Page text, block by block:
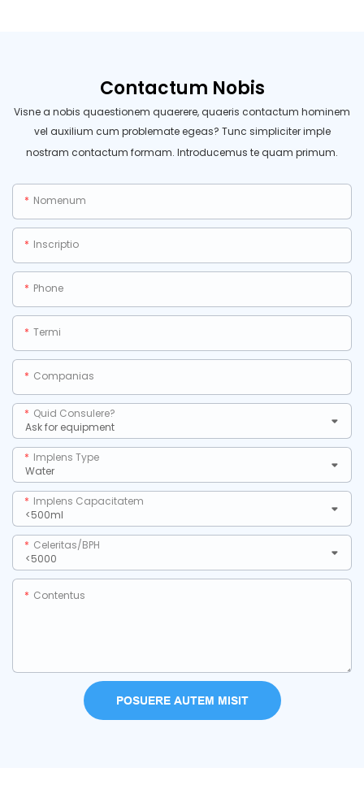
Contactum Nobis
Visne a nobis quaestionem quaerere, quaeris contactum hominem
vel auxilium cum problemate egeas? Tunc simpliciter imple
nostram contactum formam. Introducemus te quam primum.
Nomenum
Inscriptio
Phone
Termi
Companias
Quid Consulere?
Implens Type
Implens Capacitatem
Celeritas/BPH
Contentus
POSUERE AUTEM MISIT